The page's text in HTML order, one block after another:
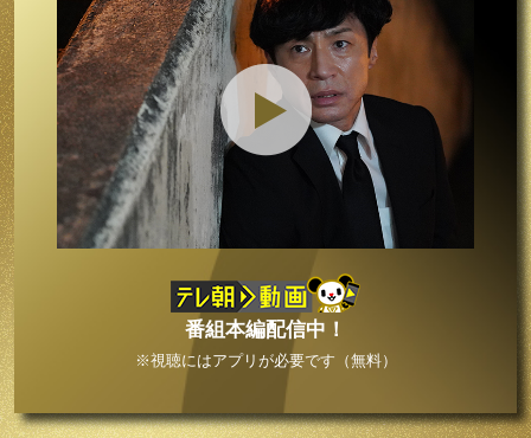
番組本編配信中！
※視聴にはアプリが必要です（無料）